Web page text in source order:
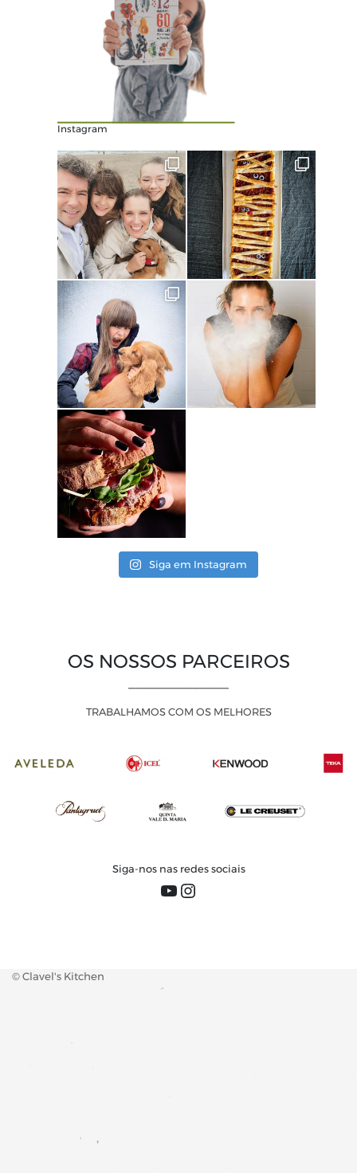
Instagram
Siga em Instagram
OS NOSSOS PARCEIROS
TRABALHAMOS COM OS MELHORES
Siga-nos nas redes sociais
YouTube
Instagram
© Clavel's Kitchen